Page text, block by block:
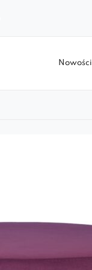
Nowości